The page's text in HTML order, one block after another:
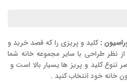
:کلید و پریزی را که قصد خرید و
از نظر طراحی با سایر مجموعه خانه شما
کلید و پریز ها یسیار بالا است و
خانه خود انتخاب کنید .